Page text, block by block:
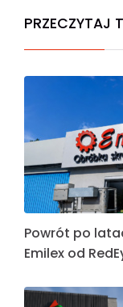
PRZECZYTAJ
Powrót po
Emilex od